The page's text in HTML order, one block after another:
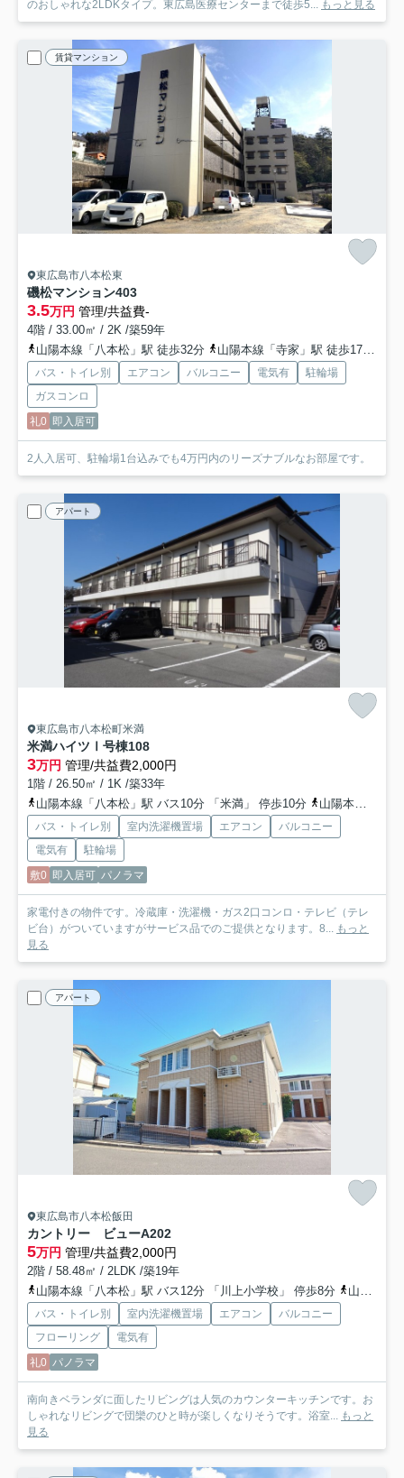
のおしゃれな2LDKタイプ。東広島医療センターまで徒歩5... もっと見る
賃貸マンション
東広島市八本松東
磯松マンション403
3.5万円 管理/共益費-
4階 / 33.00㎡ / 2K /築59年
山陽本線「八本松」駅 徒歩32分
山陽本線「寺家」駅 徒歩17分
バス・トイレ別 エアコン バルコニー 電気有
駐輪場
ガスコンロ
礼0 即入居可
2人入居可、駐輪場1台込みでも4万円内のリーズナブルなお部屋です。
アパート
東広島市八本松町米満
米満ハイツⅠ号棟108
3万円 管理/共益費2,000円
1階 / 26.50㎡ / 1K /築33年
山陽本線「八本松」駅 バス10分 「米満」 停歩10分
山陽本線「寺家」駅 徒歩21分
バス・トイレ別 室内洗濯機置場 エアコン
バルコニー
電気有
駐輪場
敷0 即入居可 パノラマ
家電付きの物件です。冷蔵庫・洗濯機・ガス2口コンロ・テレビ（テレ
ビ台）がついていますがサービス品でのご提供となります。8... もっと
見る
アパート
東広島市八本松飯田
カントリー ビューA202
5万円 管理/共益費2,000円
2階 / 58.48㎡ / 2LDK /築19年
山陽本線「八本松」駅 バス12分 「川上小学校」 停歩8分
山陽本線「寺家」駅 徒歩41分
バス・トイレ別 室内洗濯機置場 エアコン
バルコニー
フローリング
電気有
礼0 パノラマ
南向きベランダに面したリビングは人気のカウンターキッチンです。お
しゃれなリビングで団欒のひと時が楽しくなりそうです。浴室...
もっと
見る